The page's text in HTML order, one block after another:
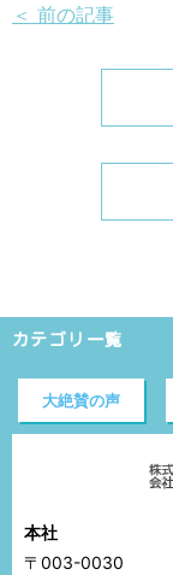
＜ 前の記事
カテゴリ一覧
大絶賛の声
本社
〒003-0030